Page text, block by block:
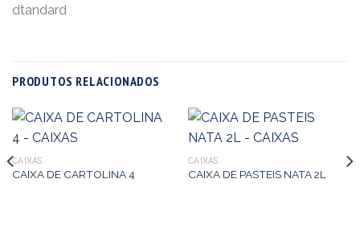
dtandard
PRODUTOS RELACIONADOS
CAIXAS
CAIXA DE CARTOLINA 4
CAIXAS
CAIXA DE PASTEIS NATA 2L